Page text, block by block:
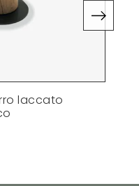
laccato